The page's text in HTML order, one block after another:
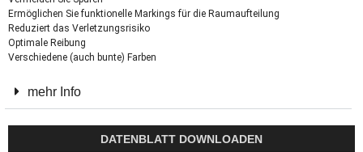
Ermöglichen Sie funktionelle Markings für die Raumaufteilung
Reduziert das Verletzungsrisiko
Optimale Reibung
Verschiedene (auch bunte) Farben
mehr Info
DATENBLATT DOWNLOADEN